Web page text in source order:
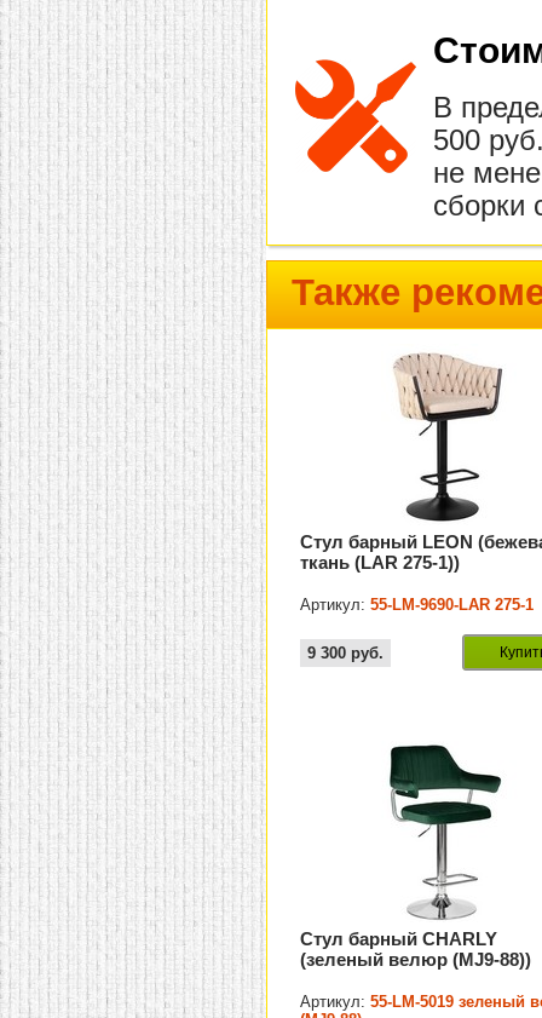
В
500
не
сборки
Также
Стул барный LEON
ткань (LAR 275-1))
Артикул:55-LM-9690-LAR 275-1
9 300 руб.
Стул барный CHARLY
(зеленый велюр (MJ9-88))
Артикул:55-LM-5019 зеленый